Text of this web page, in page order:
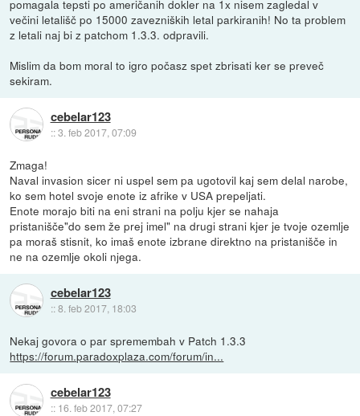
pomagala tepsti po američanih dokler na 1x nisem zagledal v
večini letališč po 15000 zavezniških letal parkiranih! No ta problem
z letali naj bi z patchom 1.3.3. odpravili.
Mislim da bom moral to igro počasz spet zbrisati ker se preveč
sekiram.
cebelar123
::3. feb 2017, 07:09
Zmaga!
Naval invasion sicer ni uspel sem pa ugotovil kaj sem delal narobe,
ko sem hotel svoje enote iz afrike v USA prepeljati.
Enote morajo biti na eni strani na polju kjer se nahaja
pristanišče"do sem že prej imel" na drugi strani kjer je tvoje ozemlje
pa moraš stisnit, ko imaš enote izbrane direktno na pristanišče in
ne na ozemlje okoli njega.
cebelar123
::8. feb 2017, 18:03
Nekaj govora o par spremembah v Patch 1.3.3
https://forum.paradoxplaza.com/forum/in...
cebelar123
:: 16. feb 2017, 07:27